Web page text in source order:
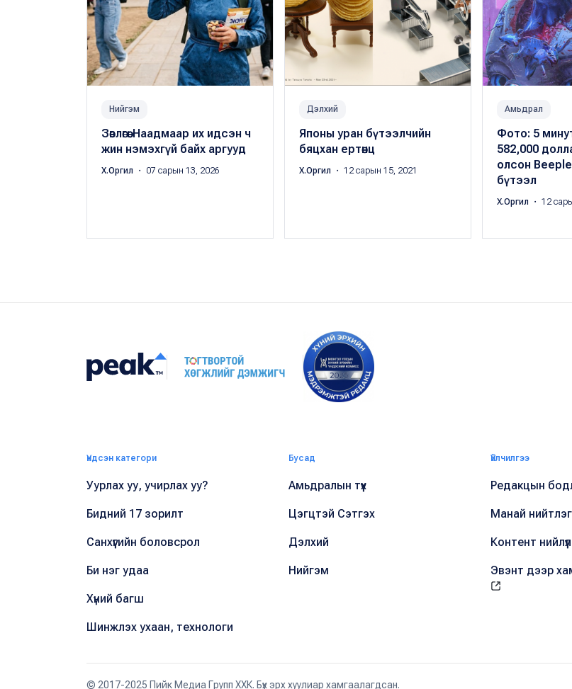
Нийгэм
Зөвлөгөө: Наадмаар их идсэн ч
жин нэмэхгүй байх аргууд
Х.Оргил ・ 07 сарын 13, 2026
Дэлхий
Японы уран бүтээлчийн
бяцхан ертөнц
Х.Оргил ・ 12 сарын 15, 2021
Амьдрал
Фото: 5
582,000
олсон
бүтээл
Х.Оргил ・ 12
Үндсэн категори
Уурлах уу, учирлах уу?
Бидний 17 зорилт
Санхүүгийн боловсрол
Би нэг удаа
Хүний багш
Шинжлэх ухаан, технологи
Бусад
Амьдралын түүх
Цэгцтэй Сэтгэх
Дэлхий
Нийгэм
Үйлчилгээ
Редакцын
Манай
Контент
Эвэнт дээр
© 2017-2025 Пийк Медиа Групп ХХК. Бүх эрх хуулиар хамгаалагдсан.